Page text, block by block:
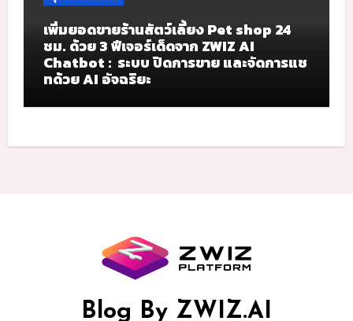
เพิ่มยอดขายร้านสัตว์เลี้ยง Pet shop 24
ชม. ด้วย 3 ฟีเจอร์เด็ดจาก ZWIZ AI
Chatbot : ระบบ ปิดการขาย และจัดการแช
ทด้วย AI อัจฉริยะ
Blog By ZWIZ.AI